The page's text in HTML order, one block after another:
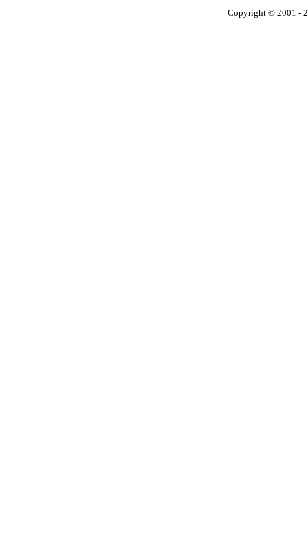
Copyright © 2001 -